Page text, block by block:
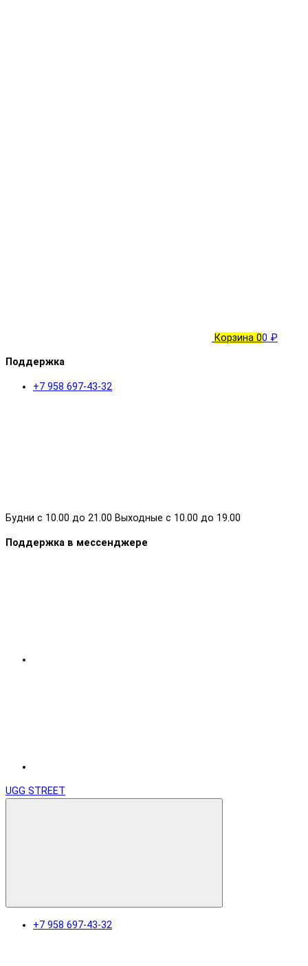
Корзина 00 ₽
Поддержка
+7 958 697-43-32
Будни с 10.00 до 21.00 Выходные с 10.00 до 19.00
Поддержка в мессенджере
UGG STREET
+7 958 697-43-32